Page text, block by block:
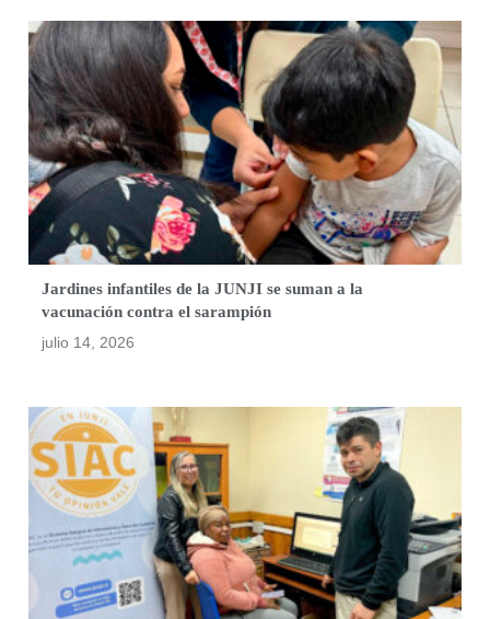
Jardines infantiles de la JUNJI se suman a la
vacunación contra el sarampión
julio 14, 2026